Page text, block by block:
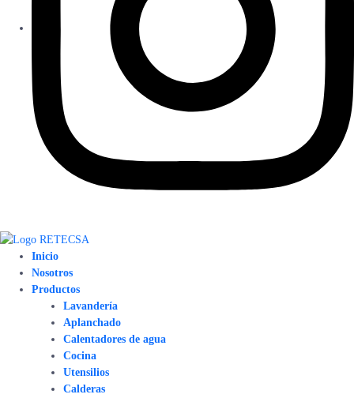
Inicio
Nosotros
Productos
Lavandería
Aplanchado
Calentadores de agua
Cocina
Utensilios
Calderas